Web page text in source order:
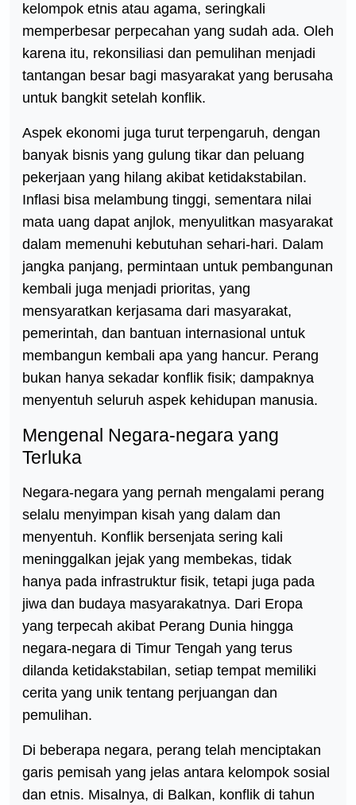
kelompok etnis atau agama, seringkali
memperbesar perpecahan yang sudah ada. Oleh
karena itu, rekonsiliasi dan pemulihan menjadi
tantangan besar bagi masyarakat yang berusaha
untuk bangkit setelah konflik.
Aspek ekonomi juga turut terpengaruh, dengan
banyak bisnis yang gulung tikar dan peluang
pekerjaan yang hilang akibat ketidakstabilan.
Inflasi bisa melambung tinggi, sementara nilai
mata uang dapat anjlok, menyulitkan masyarakat
dalam memenuhi kebutuhan sehari-hari. Dalam
jangka panjang, permintaan untuk pembangunan
kembali juga menjadi prioritas, yang
mensyaratkan kerjasama dari masyarakat,
pemerintah, dan bantuan internasional untuk
membangun kembali apa yang hancur. Perang
bukan hanya sekadar konflik fisik; dampaknya
menyentuh seluruh aspek kehidupan manusia.
Mengenal Negara-negara yang
Terluka
Negara-negara yang pernah mengalami perang
selalu menyimpan kisah yang dalam dan
menyentuh. Konflik bersenjata sering kali
meninggalkan jejak yang membekas, tidak
hanya pada infrastruktur fisik, tetapi juga pada
jiwa dan budaya masyarakatnya. Dari Eropa
yang terpecah akibat Perang Dunia hingga
negara-negara di Timur Tengah yang terus
dilanda ketidakstabilan, setiap tempat memiliki
cerita yang unik tentang perjuangan dan
pemulihan.
Di beberapa negara, perang telah menciptakan
garis pemisah yang jelas antara kelompok sosial
dan etnis. Misalnya, di Balkan, konflik di tahun